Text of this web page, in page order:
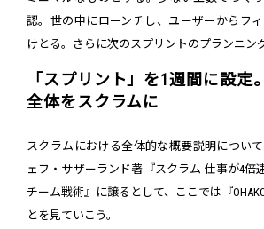
認。世の中にローンチし、ユーザーからフ
けとる。さらに次のスプリントのプランニン
「スプリント」を1週間に設定
全体をスクラムに
スクラムにおける全体的な概要説明につい
ェフ・サザーランド著『スクラム 仕事が4倍
チーム戦術』に譲るとして、ここでは『
とを見ていこう。